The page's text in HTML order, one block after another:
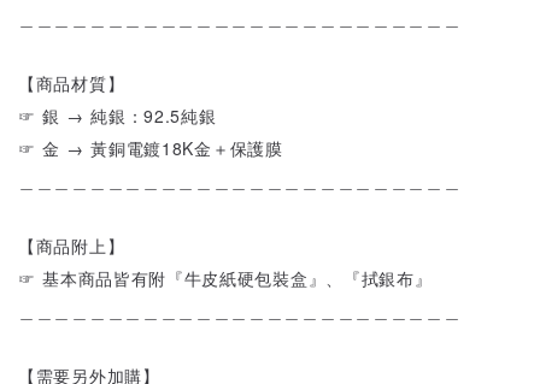
【商品材質】
☞ 銀 → 純銀：92.5純銀
☞ 金 → 黃銅電鍍18K金＋保護膜
【商品附上】
☞ 基本商品皆有附『牛皮紙硬包裝盒』、『拭銀布』
【需要另外加購】